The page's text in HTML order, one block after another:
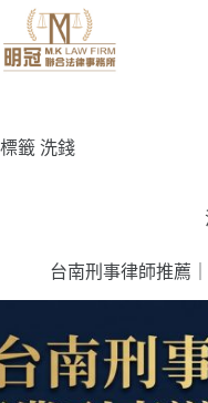
標籤 洗錢
台南刑事律師推薦